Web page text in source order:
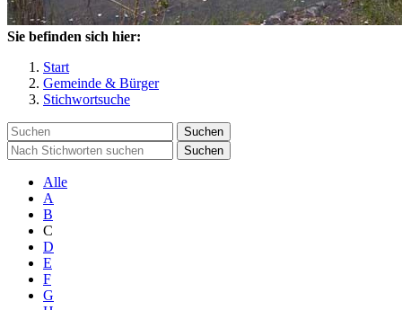
Sie befinden sich hier:
Start
Gemeinde & Bürger
Stichwortsuche
Suchen
Suchen
Alle
A
B
C
D
E
F
G